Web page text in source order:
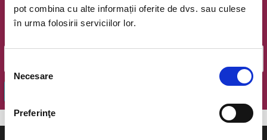
pot combina cu alte informații oferite de dvs. sau culese
în urma folosirii serviciilor lor.
consimțământului
Necesare
Preferinţe
Oferte exclusive si o editie saptamanala cu cele mai noi
evenimente.